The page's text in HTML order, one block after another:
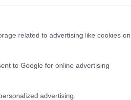
related to advertising like cookies on
to Google for online advertising
advertising.